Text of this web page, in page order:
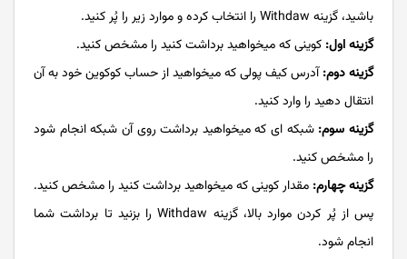
باشید، گزینه Withdaw را انتخاب کرده و موارد زیر را پُر کنید.
گزینه اول: کوینی که می­خواهید برداشت کنید را مشخص کنید.
گزینه دوم:آدرس کیف پولی که می­خواهید از حساب کوکوین خود به آن
انتقال دهید را وارد کنید.
گزینه سوم: شبکه ای که می­خواهید برداشت روی آن شبکه انجام شود
را مشخص کنید.
گزینه چهارم: مقدار کوینی که می­خواهید برداشت کنید را مشخص کنید.
پس از پُر کردن موارد بالا، گزینه Withdaw را بزنید تا برداشت شما
انجام شود.